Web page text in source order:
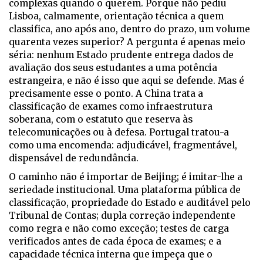
complexas quando o querem. Porque não pediu
Lisboa, calmamente, orientação técnica a quem
classifica, ano após ano, dentro do prazo, um volume
quarenta vezes superior? A pergunta é apenas meio
séria: nenhum Estado prudente entrega dados de
avaliação dos seus estudantes a uma potência
estrangeira, e não é isso que aqui se defende. Mas é
precisamente esse o ponto. A China trata a
classificação de exames como infraestrutura
soberana, com o estatuto que reserva às
telecomunicações ou à defesa. Portugal tratou-a
como uma encomenda: adjudicável, fragmentável,
dispensável de redundância.
O caminho não é importar de Beijing; é imitar-lhe a
seriedade institucional. Uma plataforma pública de
classificação, propriedade do Estado e auditável pelo
Tribunal de Contas; dupla correção independente
como regra e não como exceção; testes de carga
verificados antes de cada época de exames; e a
capacidade técnica interna que impeça que o